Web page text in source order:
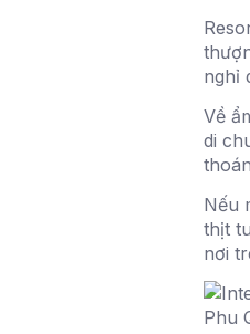
nghỉ
Về
di
Nếu
thịt
nơi